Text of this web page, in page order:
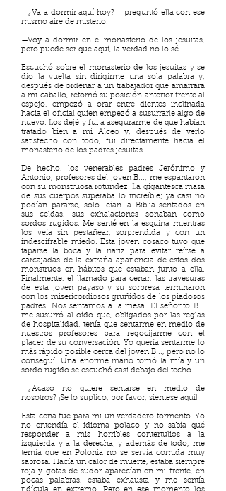
—¿Va a dormir aquí hoy? —preguntó ella con ese
mismo aire de misterio.
—Voy a dormir en el monasterio de los jesuitas,
pero puede ser que aquí, la verdad no lo sé.
Escuchó sobre el monasterio de los jesuitas y se
dio la vuelta sin dirigirme una sola palabra y,
después de ordenar a un trabajador que amarrara
a mi caballo, retomó su posición anterior frente al
espejo, empezó a orar entre dientes inclinada
hacia el oficial quien empezó a susurrarle algo de
nuevo. Los dejé y fui a asegurarme de que habían
tratado bien a mi Alceo y, después de verlo
satisfecho con todo, fui directamente hacia el
monasterio de los padres jesuitas.
De hecho, los venerables padres Jerónimo y
Antonio, profesores del joven B..., me espantaron
con su monstruosa rotundez. La gigantesca masa
de sus cuerpos superaba lo increíble; ya casi no
podían pararse, solo leían la Biblia sentados en
sus celdas, sus exhalaciones sonaban como
sordos rugidos. Me senté en la esquina mientras
los veía sin pestañear, sorprendida y con un
indescifrable miedo. Esta joven cosaco tuvo que
taparse la boca y la nariz para evitar reírse a
carcajadas de la extraña apariencia de estos dos
monstruos en hábitos que estaban junto a ella.
Finalmente, el llamado para cenar, las travesuras
de esta joven payaso y su sorpresa terminaron
con los misericordiosos gruñidos de los piadosos
padres. Nos sentamos a la mesa. El señorito B...
me susurró al oído que, obligados por las reglas
de hospitalidad, tenía que sentarme en medio de
nuestros profesores para regocijarme con el
placer de su conversación. Yo quería sentarme lo
más rápido posible cerca del joven B..., pero no lo
conseguí: Una enorme mano tomó la mía y un
sordo rugido se escuchó casi debajo del techo.
—¿Acaso no quiere sentarse en medio de
nosotros? ¡Se lo suplico, por favor, siéntese aquí!
Esta cena fue para mi un verdadero tormento. Yo
no entendía el idioma polaco y no sabía qué
responder a mis horribles contertulios a la
izquierda y a la derecha; y además de todo, me
temía que en Polonia no se servía comida muy
sabrosa. Hacía un calor de muerte, estaba siempre
roja y gotas de sudor aparecían en mi frente, en
pocas palabras, estaba exhausta y me sentía